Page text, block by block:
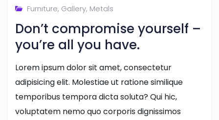
Furniture, Gallery, Metals
Don’t compromise yourself –
you’re all you have.
Lorem ipsum dolor sit amet, consectetur
adipisicing elit. Molestiae ut ratione similique
temporibus tempora dicta soluta? Qui hic,
voluptatem nemo quo corporis dignissimos